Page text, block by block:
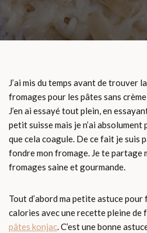
J’ai mis du temps avant de trouver
fromages pour les pâtes sans
J’en ai essayé tout plein, en
petit suisse mais je n’ai
que cela coagule. De ce fait je suis
fondre mon fromage. Je te partage
fromages saine et gourmande.
Tout d’abord ma petite astuce
calories avec une recette pleine de
pâtes konjac. C’est une bonne